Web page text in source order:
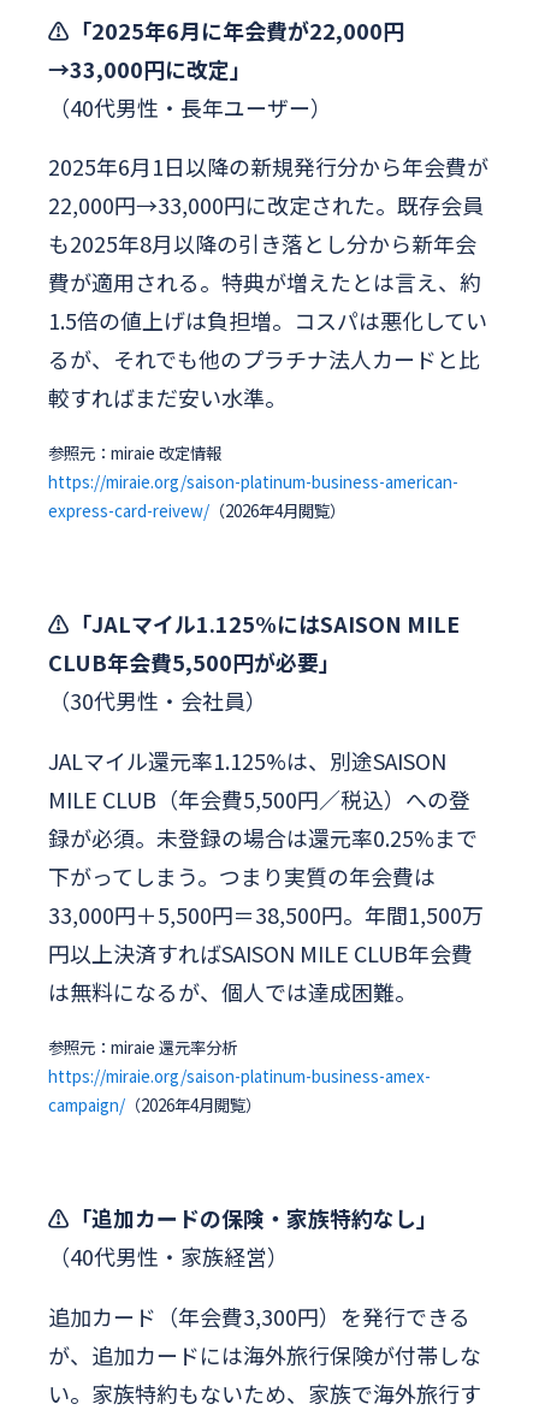
⚠️「2025年6月に年会費が22,000円
→33,000円に改定」
（40代男性・長年ユーザー）
2025年6月1日以降の新規発行分から年会費が
22,000円→33,000円に改定された。既存会員
も2025年8月以降の引き落とし分から新年会
費が適用される。特典が増えたとは言え、約
1.5倍の値上げは負担増。コスパは悪化してい
るが、それでも他のプラチナ法人カードと比
較すればまだ安い水準。
参照元：miraie 改定情報
https://miraie.org/saison-platinum-business-american-
express-card-reivew/ （2026年4月閲覧）
⚠️「JALマイル1.125%にはSAISON MILE
CLUB年会費5,500円が必要」
（30代男性・会社員）
JALマイル還元率1.125%は、別途SAISON
MILE CLUB（年会費5,500円／税込）への登
録が必須。未登録の場合は還元率0.25%まで
下がってしまう。つまり実質の年会費は
33,000円＋5,500円＝38,500円。年間1,500万
円以上決済すればSAISON MILE CLUB年会費
は無料になるが、個人では達成困難。
参照元：miraie 還元率分析
https://miraie.org/saison-platinum-business-amex-
campaign/ （2026年4月閲覧）
⚠️「追加カードの保険・家族特約なし」
（40代男性・家族経営）
追加カード（年会費3,300円）を発行できる
が、追加カードには海外旅行保険が付帯しな
い。家族特約もないため、家族で海外旅行す